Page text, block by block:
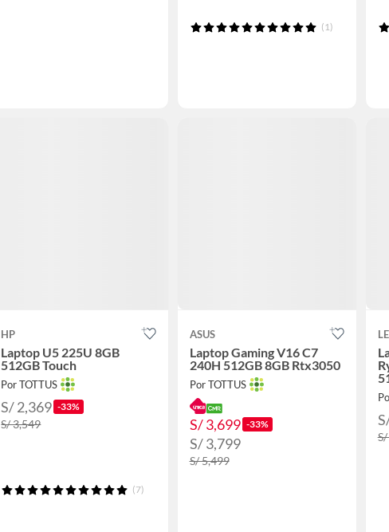
(1)
HP
Laptop U5 225U 8GB
512GB Touch
Por TOTTUS
S/ 2,369 -33%
S/ 3,549
(7)
ASUS
Laptop Gaming V16 C7
240H 512GB 8GB Rtx3050
Por TOTTUS
S/ 3,699 -33%
S/ 3,799
S/ 5,499